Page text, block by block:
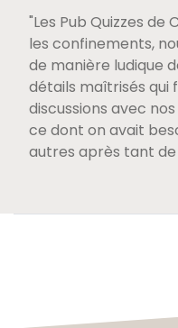
"Les Pub Quizzes
les confinements,
de manière ludique
détails maîtrisés qui
discussions avec
ce dont on avait
autres après tant